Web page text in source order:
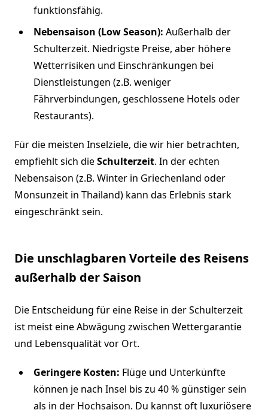
funktionsfähig.
Nebensaison (Low Season): Außerhalb der
Schulterzeit. Niedrigste Preise, aber höhere
Wetterrisiken und Einschränkungen bei
Dienstleistungen (z.B. weniger
Fährverbindungen, geschlossene Hotels oder
Restaurants).
Für die meisten Inselziele, die wir hier betrachten,
empfiehlt sich dieSchulterzeit. In der echten
Nebensaison (z.B. Winter in Griechenland oder
Monsunzeit in Thailand) kann das Erlebnis stark
eingeschränkt sein.
Die unschlagbaren Vorteile des Reisens
außerhalb der Saison
Die Entscheidung für eine Reise in der Schulterzeit
ist meist eine Abwägung zwischen Wettergarantie
und Lebensqualität vor Ort.
Geringere Kosten: Flüge und Unterkünfte
können je nach Insel bis zu 40 % günstiger sein
als in der Hochsaison. Du kannst oft luxuriösere